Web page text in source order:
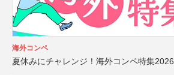
海外コンペ
夏休みにチャレンジ！海外コンペ特集2026